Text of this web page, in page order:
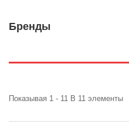
Бренды
Показывая 1 - 11 В 11 элементы